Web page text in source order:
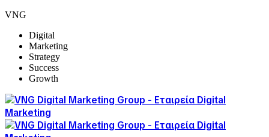
VNG
Digital
Marketing
Strategy
Success
Growth